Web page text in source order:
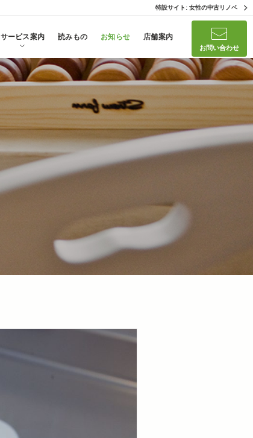
特設サイト: 女性の中古リノベ
サービス案内 読みもの お知らせ 店舗案内
お問い合わせ